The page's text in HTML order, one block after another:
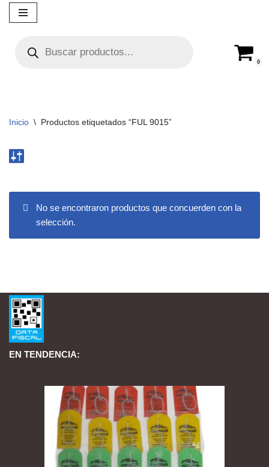
contenido
0
Inicio \ Productos etiquetados “FUL 9015”
No se encontraron productos que concuerden con la
selección.
EN TENDENCIA: